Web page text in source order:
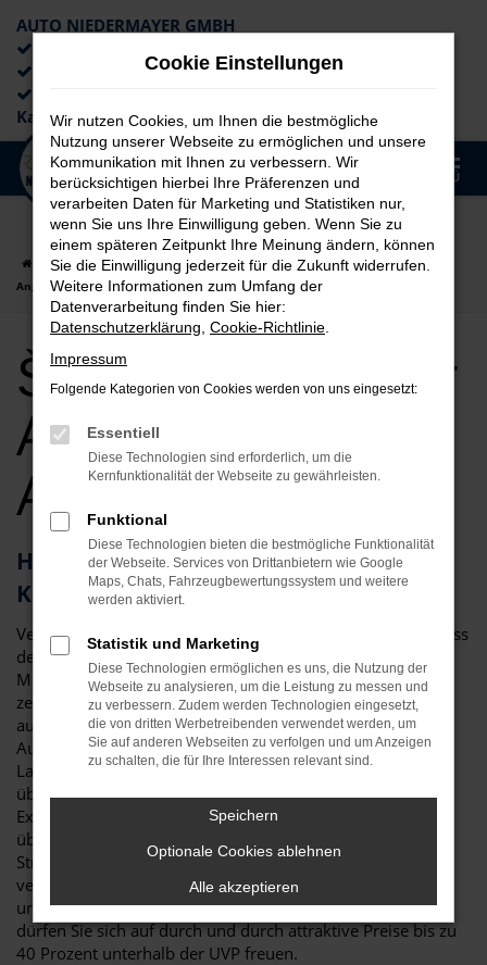
Zum
Hauptinhalt
springen
AUTO NIEDERMAYER GMBH
Lieferung an die Haustür
Kaufabwicklung
MENÜ
Startseite Augsburg Škoda
Škoda Kodiaq für Augsburg Top
Angebote
Škoda Kodiaq für
Augsburg Top
Angebote
Herausragendes Fahrzeug: der Škoda
Kodiaq für Augsburg
Vergleichstest und Erfahrungsberichte zeigen eindeutig, dass
der Škoda Kodiaq ein erstklassiges Fahrzeug ist. Für Ihre
Mobilität in Augsburg ist das Modell perfekt geeignet und
zeichnet sich sowohl durch seine Verarbeitungsqualität als
auch die vielen Extras aus. Nicht nur im Stadtverkehr in
Augsburg ist der Škoda Kodiaq die beste Wahl: auch auf
Landstraße und Autobahn erweist sich das Modell als
überzeugend. Bei Auto Niedermayer verstehen wir uns als
Experten rund um den Škoda Kodiaq und haben – im
übertragenen Sinne – bereits zahlreiche Modelle auf die
Straßen von Augsburg geschickt. Als Familienbetrieb
verfügen wir über eine Erfahrung von mehr als 40 Jahren
und beraten Sie gerne fair und kompetent. Darüber hinaus
dürfen Sie sich auf durch und durch attraktive Preise bis zu
40 Prozent unterhalb der UVP freuen.
Cookie Einstellungen
Wir nutzen Cookies, um Ihnen die bestmögliche
Nutzung unserer Webseite zu ermöglichen und unsere
Kommunikation mit Ihnen zu verbessern. Wir
berücksichtigen hierbei Ihre Präferenzen und
verarbeiten Daten für Marketing und Statistiken nur,
wenn Sie uns Ihre Einwilligung geben. Wenn Sie zu
einem späteren Zeitpunkt Ihre Meinung ändern, können
Sie die Einwilligung jederzeit für die Zukunft widerrufen.
Weitere Informationen zum Umfang der
Datenverarbeitung finden Sie hier:
Datenschutzerklärung Cookie-Richtlinie
Impressum
Folgende Kategorien von Cookies werden von uns eingesetzt:
Essentiell
Diese Technologien sind erforderlich, um die
Kernfunktionalität der Webseite zu gewährleisten.
Funktional
Diese Technologien bieten die bestmögliche Funktionalität
der Webseite. Services von Drittanbietern wie Google
Maps, Chats, Fahrzeugbewertungssystem und weitere
werden aktiviert.
Statistik und Marketing
Diese Technologien ermöglichen es uns, die Nutzung der
Webseite zu analysieren, um die Leistung zu messen und
zu verbessern. Zudem werden Technologien eingesetzt,
die von dritten Werbetreibenden verwendet werden, um
Sie auf anderen Webseiten zu verfolgen und um Anzeigen
zu schalten, die für Ihre Interessen relevant sind.
Speichern
Optionale Cookies ablehnen
Alle akzeptieren